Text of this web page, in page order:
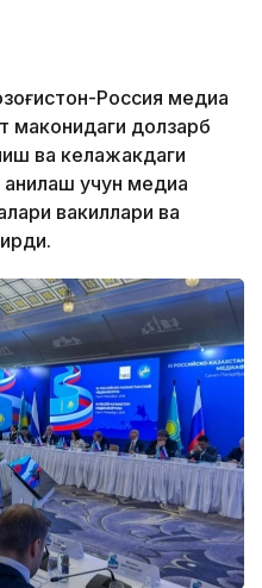
Россия медиа
маконидаги долзарб
ва келажакдаги
учун медиа
вакиллари ва